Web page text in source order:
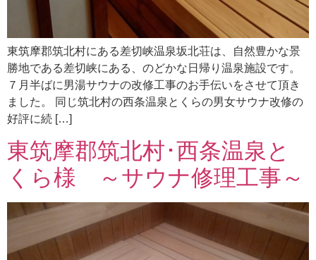
東筑摩郡筑北村にある差切峡温泉坂北荘は、自然豊かな景
勝地である差切峡にある、のどかな日帰り温泉施設です。
７月半ばに男湯サウナの改修工事のお手伝いをさせて頂き
ました。 同じ筑北村の西条温泉とくらの男女サウナ改修の
好評に続 […]
東筑摩郡筑北村･西条温泉と
くら様 ～サウナ修理工事～